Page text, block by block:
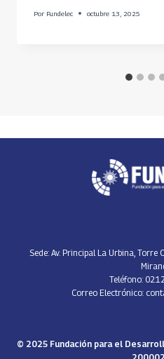
Por Fundelec octubre 13, 2025
Sede: Av. Principal La Urbina,
Teléfono:
Correo Electrónico:
© 2025 Fundación para el